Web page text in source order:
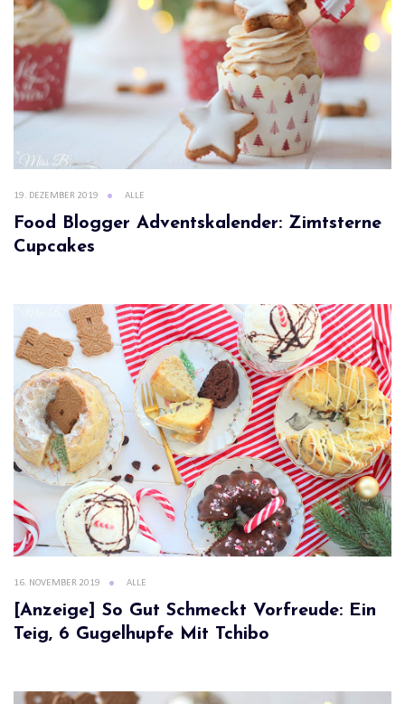
19. DEZEMBER 2019 ALLE
Food Blogger Adventskalender: Zimtsterne
Cupcakes
16. NOVEMBER 2019 ALLE
[Anzeige] So Gut Schmeckt Vorfreude: Ein
Teig, 6 Gugelhupfe Mit Tchibo